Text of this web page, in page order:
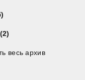
весь архив